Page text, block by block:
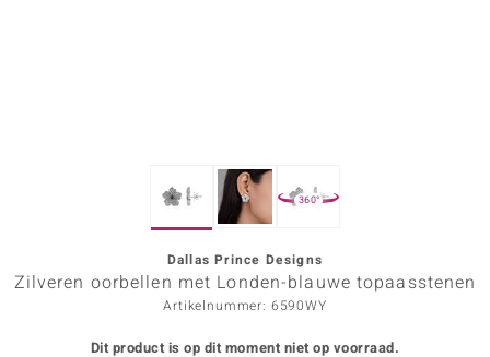
360°
Dallas Prince Designs
Zilveren oorbellen met Londen-blauwe topaasstenen
Artikelnummer: 6590WY
Dit product is op dit moment niet op voorraad.